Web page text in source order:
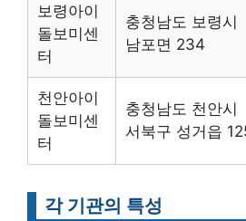
보령아이
돌보미센
터
충청남도 보령시
남포면 234
천안아이
돌보미센
터
충청남도 천안시
서북구 성거읍
각 기관의 특성